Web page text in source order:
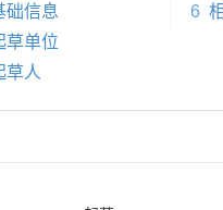
础信息
草单位
草人
6